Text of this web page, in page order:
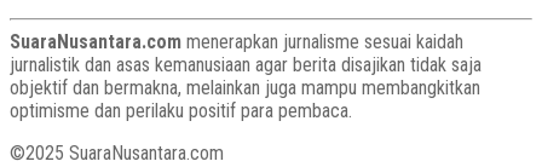
SuaraNusantara.com menerapkan jurnalisme sesuai kaidah
jurnalistik dan asas kemanusiaan agar berita disajikan tidak saja
objektif dan bermakna, melainkan juga mampu membangkitkan
optimisme dan perilaku positif para pembaca.
©2025 SuaraNusantara.com